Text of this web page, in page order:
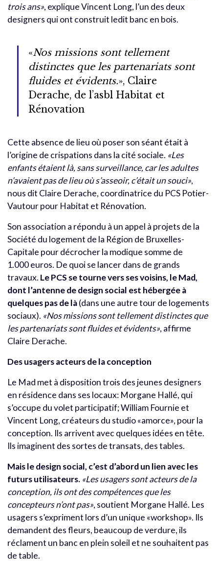
trois ans», explique Vincent Long, l’un des deux
designers qui ont construit ledit banc en bois.
«Nos missions sont tellement
distinctes que les partenariats sont
fluides et évidents.», Claire
Derache, de l’asbl Habitat et
Rénovation
Cette absence de lieu où poser son séant était à
l’origine de crispations dans la cité sociale. «Les
enfants étaient là, sans surveillance, car les adultes
n’avaient pas de lieu où s’asseoir, c’était un souci»,
nous dit Claire Derache, coordinatrice du PCS Potier-
Vautour pour Habitat et Rénovation.
Son association a répondu à un appel à projets de la
Société du logement de la Région de Bruxelles-
Capitale pour décrocher la modique somme de
1.000 euros. De quoi se lancer dans de grands
travaux. Le PCS se tourne vers ses voisins, le Mad,
dont l’antenne de design social est hébergée à
quelques pas de là(dans une autre tour de logements
sociaux). «Nos missions sont tellement distinctes que
les partenariats sont fluides et évidents», affirme
Claire Derache.
Des usagers acteurs de la conception
Le Mad met à disposition trois des jeunes designers
en résidence dans ses locaux: Morgane Hallé, qui
s’occupe du volet participatif; William Fournie et
Vincent Long, créateurs du studio «amorce», pour la
conception. Ils arrivent avec quelques idées en tête.
Ils imaginent des sortes de transats, des tables.
Mais le design social, c’est d’abord un lien avec les
futurs utilisateurs. «Les usagers sont acteurs de la
conception, ils ont des compétences que les
concepteurs n’ont pas», soutient Morgane Hallé. Les
usagers s’expriment lors d’un unique «workshop». Ils
demandent des fleurs, beaucoup de verdure, ils
réclament un banc en plein soleil et ne souhaitent pas
de table.